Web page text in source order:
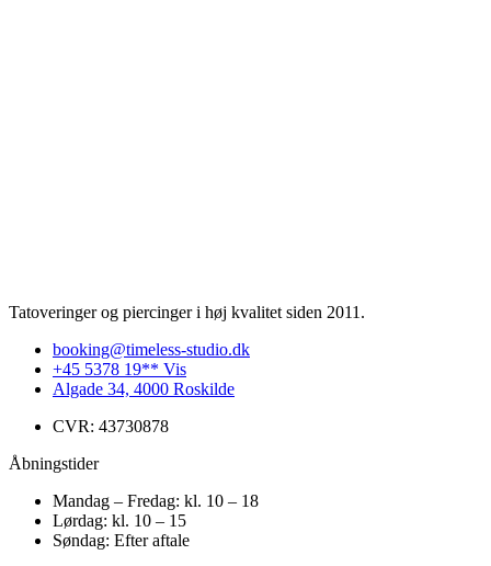
Tatoveringer og piercinger i høj kvalitet siden 2011.
booking@timeless-studio.dk
+45 5378 19** Vis
Algade 34, 4000 Roskilde
CVR: 43730878
Åbningstider
Mandag – Fredag: kl. 10 – 18
Lørdag: kl. 10 – 15
Søndag: Efter aftale